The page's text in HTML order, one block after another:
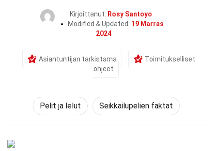
Kirjoittanut: Rosy Santoyo
Modified & Updated: 19 Marras
2024
Asiantuntijan tarkistama
Toimitukselliset
ohjeet
Pelit ja lelut Seikkailupelien faktat